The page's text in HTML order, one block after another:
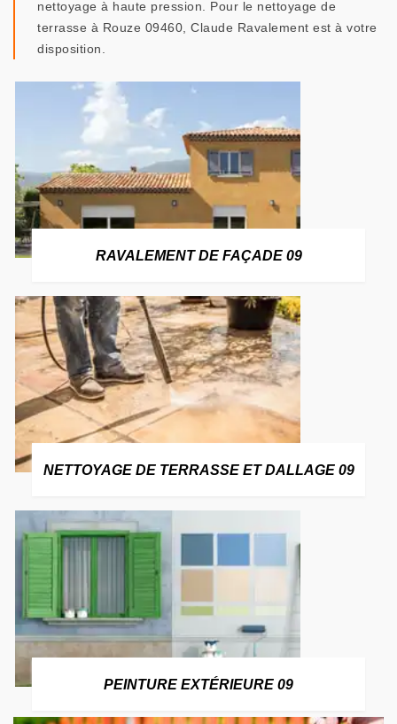
nettoyage à haute pression. Pour le nettoyage de
terrasse à Rouze 09460, Claude Ravalement est à votre
disposition.
RAVALEMENT DE FAÇADE 09
NETTOYAGE DE TERRASSE ET DALLAGE 09
PEINTURE EXTÉRIEURE 09